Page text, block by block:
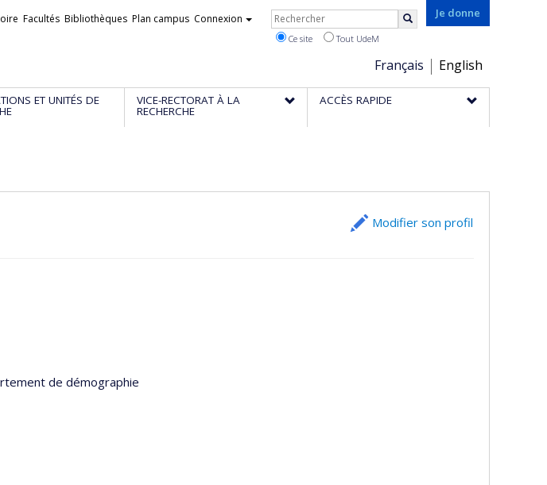
Je donne
Choix
de
la
Français English
Facultés Bibliothèques Plan campus Connexion Rechercher
Ce site Tout UdeM
ET UNITÉS DE VICE-RECTORAT À LA
RECHERCHE
ACCÈS RAPIDE
Modifier son profil
de démographie